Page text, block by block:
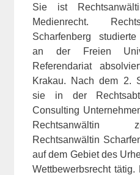
Sie ist
Medienrecht.
Scharfenberg
an der Freien
Referendariat
Krakau. Nach dem 2.
sie in der
Consulting
Rechtsanwältin
Rechtsanwältin
auf dem Gebiet des
Wettbewerbsrecht